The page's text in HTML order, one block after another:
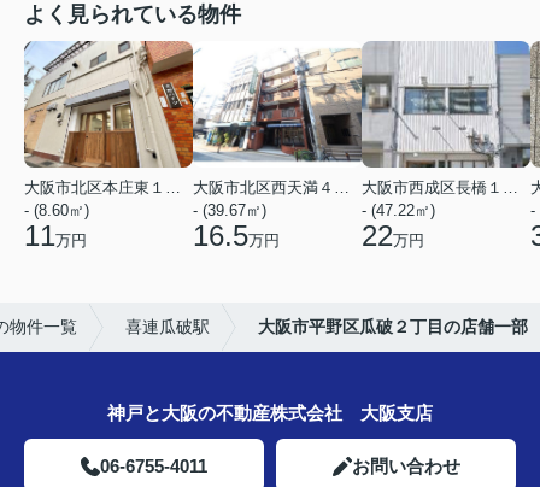
よく見られている物件
大阪市北区本庄東１丁目
- (8.60㎡)
11万円
大阪市北区西天満４丁目
- (39.67㎡)
16.5万円
大阪市西成区長橋１丁目
- (47.22㎡)
22万円
-
物件一覧 喜連瓜破駅 大阪市平野区瓜破２丁目の店舗一部
神戸と大阪の不動産株式会社 大阪支店
06-6755-4011 お問い合わせ